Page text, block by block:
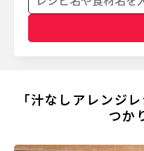
「汁なしアレンジ
つか